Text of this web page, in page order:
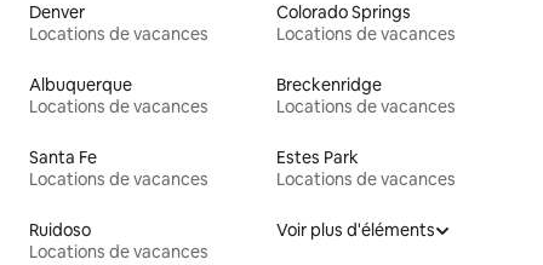
Denver
Locations de vacances
Colorado Springs
Locations de vacances
Albuquerque
Locations de vacances
Breckenridge
Locations de vacances
Santa Fe
Locations de vacances
Estes Park
Locations de vacances
Ruidoso
Locations de vacances
Voir plus d'éléments